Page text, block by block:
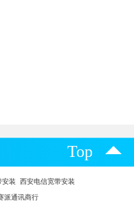
Top
装 西安电信宽带安装
派通讯商行